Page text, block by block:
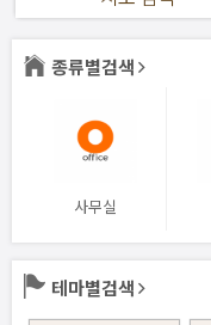
종류별검색
사무실
테마별검색